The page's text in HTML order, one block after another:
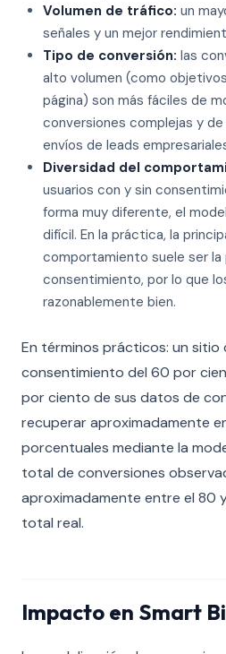
Volumen de tráfico: un
señales y un mejor
Tipo de conversión: las
alto volumen (como
página) son más fáciles de
conversiones complejas y
envíos de leads
Diversidad del
usuarios con y sin
forma muy diferente, el
difícil. En la práctica, la
comportamiento suele ser la
consentimiento, por lo que
razonablemente bien.
En términos prácticos: un sitio
consentimiento del 60 por
por ciento de sus datos de
recuperar aproximadamente
porcentuales mediante la
total de conversiones
aproximadamente entre el 80
total real.
Impacto en Smart